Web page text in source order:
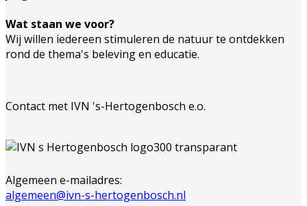
Wat staan we voor?
Wij willen iedereen stimuleren de natuur te ontdekken
rond de thema's beleving en educatie.
Contact met IVN 's-Hertogenbosch e.o.
Algemeen e-mailadres:
algemeen@ivn-s-hertogenbosch.nl